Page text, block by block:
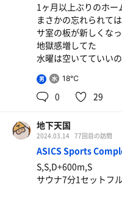
1ヶ月以上ぶりのホー
まさかの忘れられて
サ室の板が新しくな
地獄感増してた
水曜は空いてていい
男 18℃
0 29
地下天国
2024.03.14 77回目の訪問
ASICS Sports
S,S,D+600m,S
サウナ7分1セットフ